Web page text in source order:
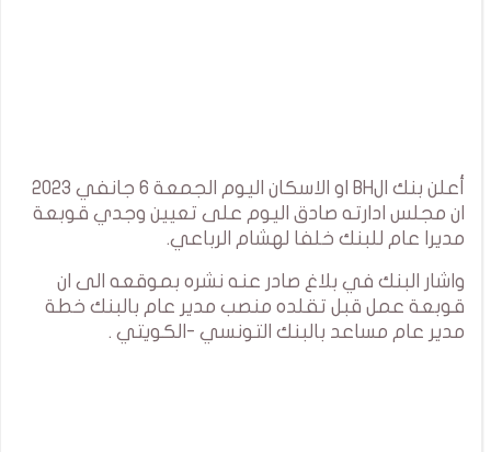
أعلن بنك الBH او الاسكان اليوم الجمعة 6 جانفي 2023
ان مجلس ادارته صادق اليوم على تعيين وجدي قوبعة
مديرا عام للبنك خلفا لهشام الرباعي.
واشار البنك في بلاغ صادر عنه نشره بموقعه الى ان
قوبعة عمل قبل تقلده منصب مدير عام بالبنك خطة
مدير عام مساعد بالبنك التونسي -الكويتي .